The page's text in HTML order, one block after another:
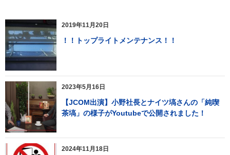
2019年11月20日
！！トップライトメンテナンス！！
2023年5月16日
【JCOM出演】小野社長とナイツ塙さんの「純喫
茶塙」の様子がYoutubeで公開されました！
2024年11月18日